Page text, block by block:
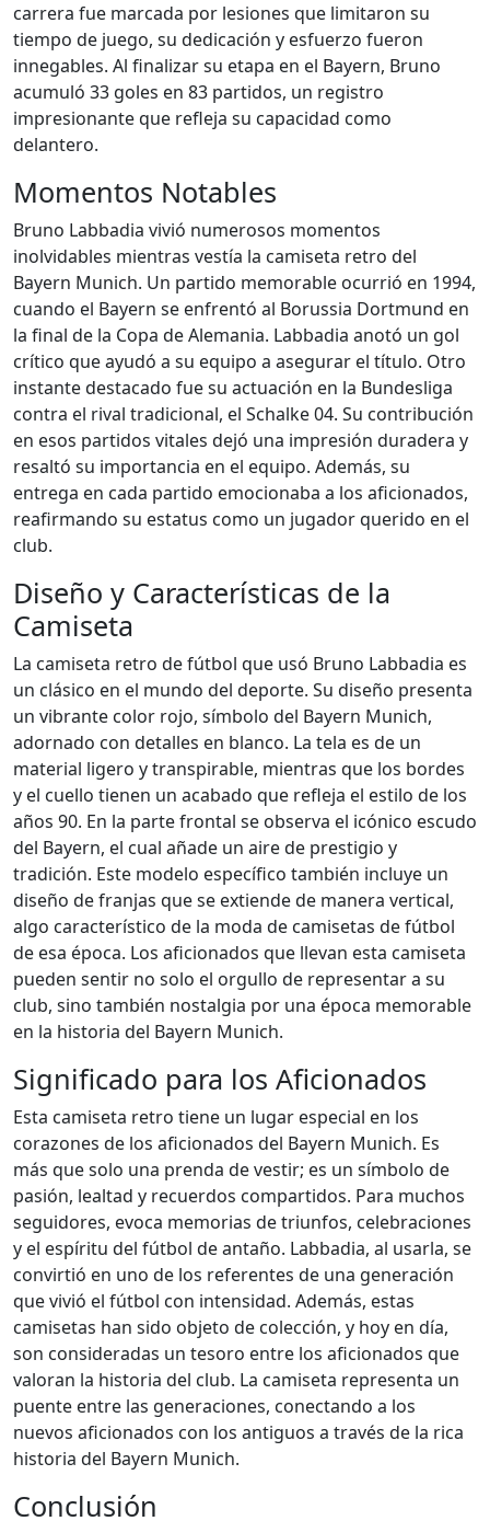
carrera fue marcada por lesiones que limitaron su
tiempo de juego, su dedicación y esfuerzo fueron
innegables. Al finalizar su etapa en el Bayern, Bruno
acumuló 33 goles en 83 partidos, un registro
impresionante que refleja su capacidad como
delantero.
Momentos Notables
Bruno Labbadia vivió numerosos momentos
inolvidables mientras vestía la camiseta retro del
Bayern Munich. Un partido memorable ocurrió en 1994,
cuando el Bayern se enfrentó al Borussia Dortmund en
la final de la Copa de Alemania. Labbadia anotó un gol
crítico que ayudó a su equipo a asegurar el título. Otro
instante destacado fue su actuación en la Bundesliga
contra el rival tradicional, el Schalke 04. Su contribución
en esos partidos vitales dejó una impresión duradera y
resaltó su importancia en el equipo. Además, su
entrega en cada partido emocionaba a los aficionados,
reafirmando su estatus como un jugador querido en el
club.
Diseño y Características de la
Camiseta
La camiseta retro de fútbol que usó Bruno Labbadia es
un clásico en el mundo del deporte. Su diseño presenta
un vibrante color rojo, símbolo del Bayern Munich,
adornado con detalles en blanco. La tela es de un
material ligero y transpirable, mientras que los bordes
y el cuello tienen un acabado que refleja el estilo de los
años 90. En la parte frontal se observa el icónico escudo
del Bayern, el cual añade un aire de prestigio y
tradición. Este modelo específico también incluye un
diseño de franjas que se extiende de manera vertical,
algo característico de la moda de camisetas de fútbol
de esa época. Los aficionados que llevan esta camiseta
pueden sentir no solo el orgullo de representar a su
club, sino también nostalgia por una época memorable
en la historia del Bayern Munich.
Significado para los Aficionados
Esta camiseta retro tiene un lugar especial en los
corazones de los aficionados del Bayern Munich. Es
más que solo una prenda de vestir; es un símbolo de
pasión, lealtad y recuerdos compartidos. Para muchos
seguidores, evoca memorias de triunfos, celebraciones
y el espíritu del fútbol de antaño. Labbadia, al usarla, se
convirtió en uno de los referentes de una generación
que vivió el fútbol con intensidad. Además, estas
camisetas han sido objeto de colección, y hoy en día,
son consideradas un tesoro entre los aficionados que
valoran la historia del club. La camiseta representa un
puente entre las generaciones, conectando a los
nuevos aficionados con los antiguos a través de la rica
historia del Bayern Munich.
Conclusión